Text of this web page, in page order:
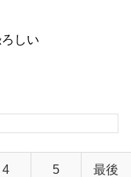
しい
4 5 最後